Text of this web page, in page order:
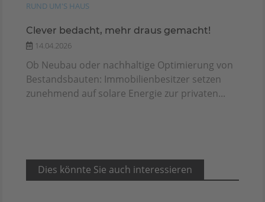
RUND UM'S HAUS
Clever bedacht, mehr draus gemacht!
14.04.2026
Ob Neubau oder nachhaltige Optimierung von
Bestandsbauten: Immobilienbesitzer setzen
zunehmend auf solare Energie zur privaten...
Dies könnte Sie auch interessieren